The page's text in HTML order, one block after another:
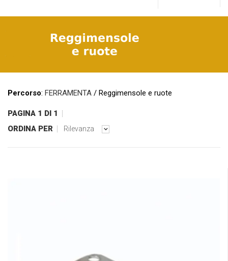
Percorso: FERRAMENTA / Reggimensole e ruote
PAGINA 1 DI 1
ORDINA PER
Rilevanza